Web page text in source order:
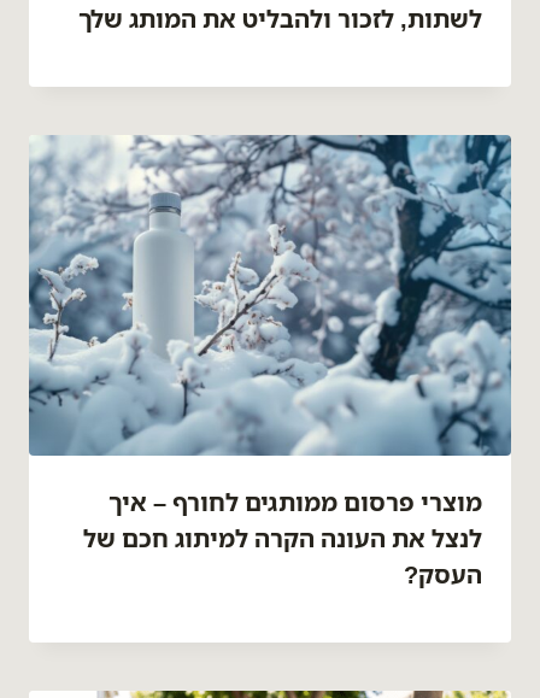
לשתות, לזכור ולהבליט את המותג שלך
מוצרי פרסום ממותגים לחורף – איך
לנצל את העונה הקרה למיתוג חכם של
העסק?